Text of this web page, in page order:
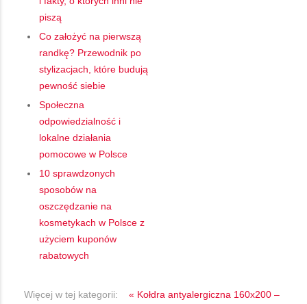
piszą
Co założyć na pierwszą
randkę? Przewodnik po
stylizacjach, które budują
pewność siebie
Społeczna
odpowiedzialność i
lokalne działania
pomocowe w Polsce
10 sprawdzonych
sposobów na
oszczędzanie na
kosmetykach w Polsce z
użyciem kuponów
rabatowych
Więcej w tej kategorii:
« Kołdra antyalergiczna 160x200 –